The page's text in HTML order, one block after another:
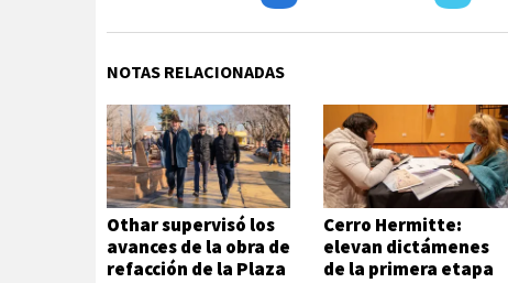
NOTAS RELACIONADAS
Othar supervisó los
avances de la obra de
refacción de la Plaza
Cerro Hermitte:
elevan dictámenes
de la primera etapa